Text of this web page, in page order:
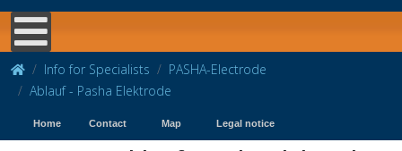
Info for Specialists
PASHA-Electrode
Ablauf - Pasha Elektrode
Home Contact Map Legal notice